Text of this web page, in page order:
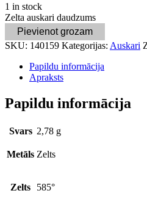
1 in stock
Zelta auskari daudzums
Pievienot grozam
SKU: 140159 Kategorijas: Auskari
Papildu informācija
Apraksts
Papildu informācija
Svars 2,78 g
Metāls Zelts
Zelts 585°